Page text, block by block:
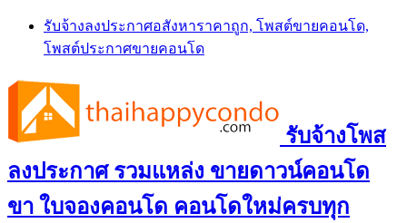
Skip
content
รับจ้างลงประกาศอสังหาราคาถูก, โพสต์ขายคอนโด,
โพสต์ประกาศขายคอนโด
รับจ้างโพส
ลงประกาศ รวมแหล่ง ขายดาวน์คอนโด
ขา ใบจองคอนโด คอนโดใหม่ครบทุก